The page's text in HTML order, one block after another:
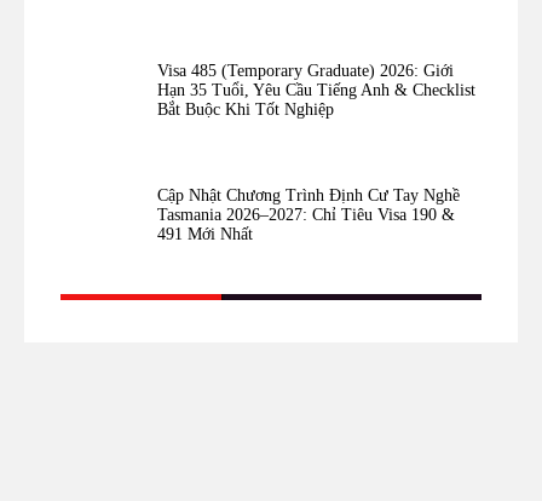
Visa 485 (Temporary Graduate) 2026: Giới
Hạn 35 Tuổi, Yêu Cầu Tiếng Anh & Checklist
Bắt Buộc Khi Tốt Nghiệp
Cập Nhật Chương Trình Định Cư Tay Nghề
Tasmania 2026–2027: Chỉ Tiêu Visa 190 &
491 Mới Nhất